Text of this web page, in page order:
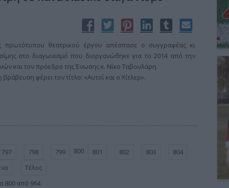
πρωτότυπου θεατρικού έργου απέσπασε ο συγγραφέας κι
στο διαγωνισμό που διοργανώθηκε για το 2014 από την
και τον πρόεδρο της Ένωσης κ. Νίκο Ταβουλάρη.
φέρει τον τίτλο: «Αυτοί και ο Χίτλερ».
797 798 799 800 801 802 803
804
Τέλος
800 από 964